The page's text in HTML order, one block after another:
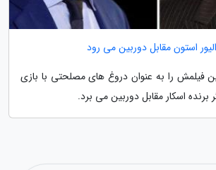
استون مقابل دوربین می رود
فیلمش را به عنوان دروغ های مصلحتی با بازی
برنده اسکار مقابل دوربین می برد.